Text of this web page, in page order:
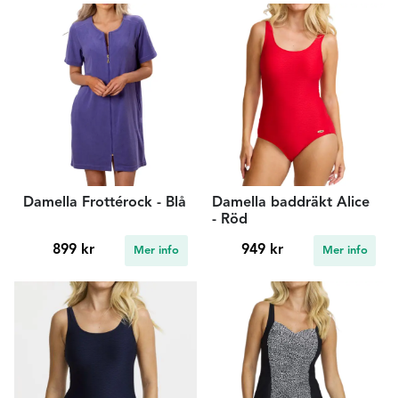
Damella Frottérock - Blå
899 kr Mer info
Damella baddräkt Alice
- Röd
949 kr Mer info